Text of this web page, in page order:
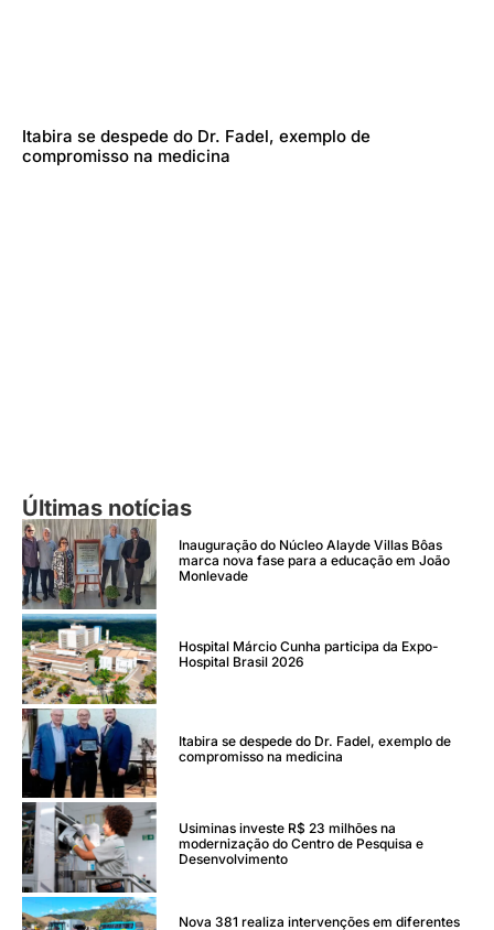
Itabira se despede do Dr. Fadel, exemplo de
compromisso na medicina
Últimas notícias
Inauguração do Núcleo Alayde Villas Bôas
marca nova fase para a educação em João
Monlevade
Hospital Márcio Cunha participa da Expo-
Hospital Brasil 2026
Itabira se despede do Dr. Fadel, exemplo de
compromisso na medicina
Usiminas investe R$ 23 milhões na
modernização do Centro de Pesquisa e
Desenvolvimento
Nova 381 realiza intervenções em diferentes